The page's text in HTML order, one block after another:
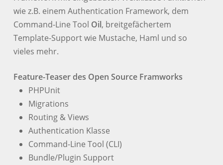
wie z.B. einem Authentication Framework, dem
Command-Line Tool Oil, breitgefächertem
Template-Support wie Mustache, Haml und so
vieles mehr.
Feature-Teaser des Open Source Framworks
PHPUnit
Migrations
Routing & Views
Authentication Klasse
Command-Line Tool (CLI)
Bundle/Plugin Support